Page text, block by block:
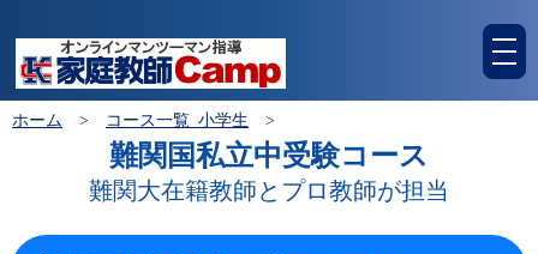
ホーム > コース一覧_小学生 >
難関国私立中受験コース
難関大在籍教師とプロ教師が担当